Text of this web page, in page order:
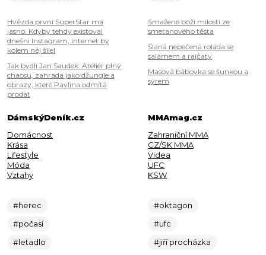
Hvězda první SuperStar má
jasno: Kdyby tehdy existoval
dnešní Instagram, internet by
kolem něj šílel
Jak bydlí Jan Saudek: Ateliér plný
chaosu, zahrada jako džungle a
obrazy, které Pavlína odmítá
prodat
Smažené boží milosti ze
smetanového těsta
Slaná nepečená roláda se
salámem a rajčaty
Masová bábovka se šunkou a
sýrem
DámskýDeník.cz
Domácnost
Krása
Lifestyle
Móda
Vztahy
#herec
#počasí
#letadlo
MMAmag.cz
Zahraniční MMA
CZ/SK MMA
Videa
UFC
KSW
#oktagon
#ufc
#jiří procházka